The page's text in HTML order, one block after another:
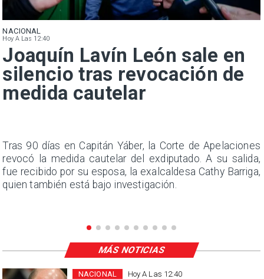
NACIONAL
Hoy A Las 12:40
Joaquín Lavín León sale en
silencio tras revocación de
medida cautelar
Tras 90 días en Capitán Yáber, la Corte de Apelaciones
revocó la medida cautelar del exdiputado. A su salida,
fue recibido por su esposa, la exalcaldesa Cathy Barriga,
quien también está bajo investigación.
Hoy A Las 12:40
NACIONAL
MÁS NOTICIAS